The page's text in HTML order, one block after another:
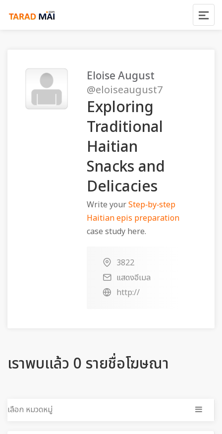
Eloise August
@eloiseaugust7
Exploring
Traditional
Haitian
Snacks and
Delicacies
Write yourStep‑by‑step
Haitian epis preparation
case study here.
3822
แสดงอีเมล
http://
เราพบแล้ว 0 รายชื่อโฆษณา
เลือก หมวดหมู่